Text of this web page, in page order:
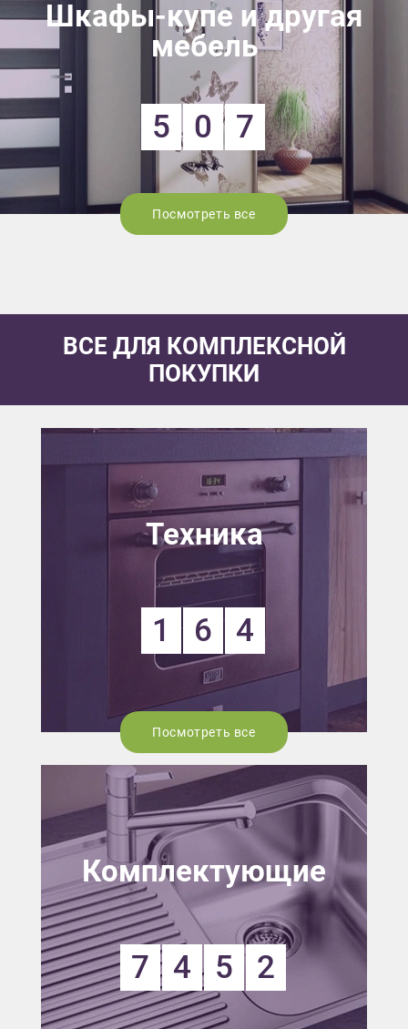
Шкафы-купе и другая
мебель
5 0 7
Посмотреть все
ВСЕ ДЛЯ КОМПЛЕКСНОЙ
ПОКУПКИ
Техника
1 6 4
Посмотреть все
Комплектующие
7 4 5 2